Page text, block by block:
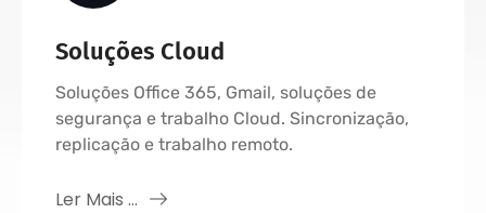
Soluções Cloud
Soluções Office 365, Gmail, soluções de
segurança e trabalho Cloud. Sincronização,
replicação e trabalho remoto.
Ler Mais ...